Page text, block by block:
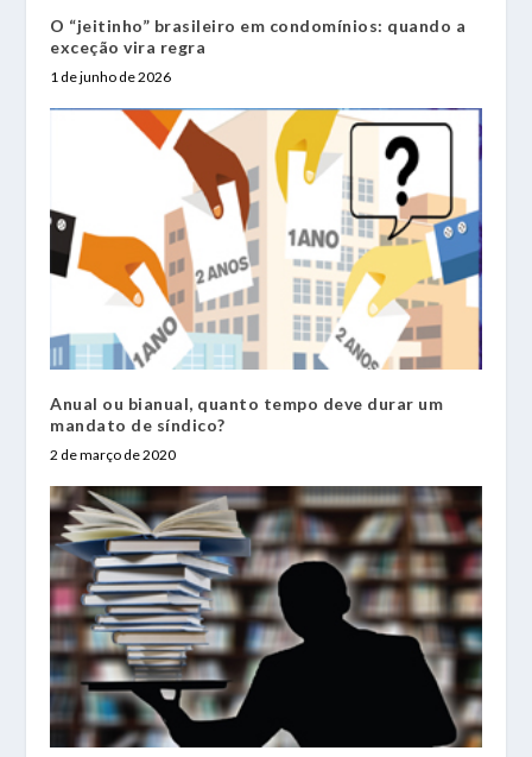
O “jeitinho” brasileiro em condomínios: quando a
exceção vira regra
1 de junho de 2026
Anual ou bianual, quanto tempo deve durar um
mandato de síndico?
2 de março de 2020